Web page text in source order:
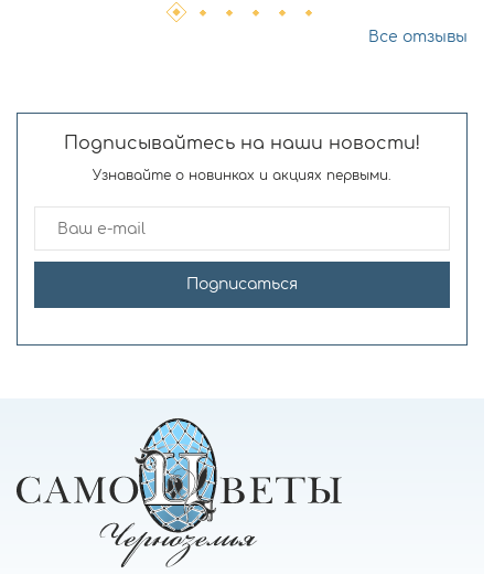
Все отзывы
Подписывайтесь на наши новости!
Узнавайте о новинках и акциях первыми.
Подписаться